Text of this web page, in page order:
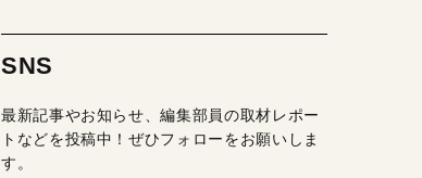
SNS
最新記事やお知らせ、編集部員の取材レポー
トなどを投稿中！ぜひフォローをお願いしま
す。